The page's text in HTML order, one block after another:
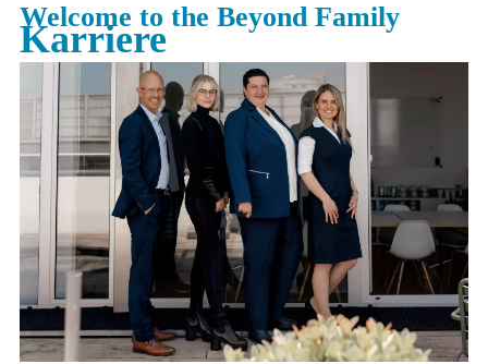
Welcome to the Beyond Family
Karriere